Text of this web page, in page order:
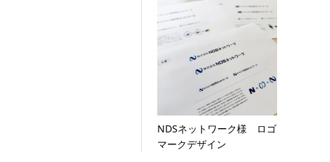
NDSネットワーク様 ロゴ
マークデザイン